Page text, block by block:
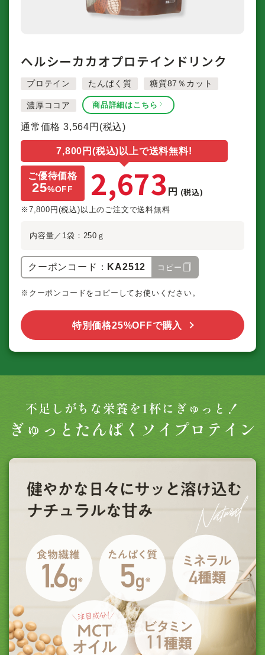
ヘルシーカカオプロテインドリンク
プロテイン たんぱく質 糖質87％カット
濃厚ココア 商品詳細はこちら
通常価格 3,564円(税込)
7,800円(税込)以上で送料無料!
ご優待価格
25%OFF 2,673円 (税込)
※7,800円(税込)以上のご注文で送料無料
内容量／1袋：250ｇ
クーポンコード： KA2512 コピー
※クーポンコードをコピーしてお使いください。
特別価格25%OFFで購入
不足しがちな栄養を1杯にぎゅっと！
ぎゅっとたんぱく ソイプロテイン